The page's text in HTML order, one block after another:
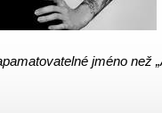
jméno než